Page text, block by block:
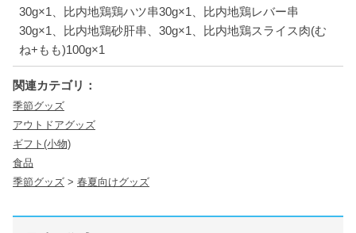
30g×1、比内地鶏鶏ハツ串30g×1、比内地鶏レバー串
30g×1、比内地鶏砂肝串、30g×1、比内地鶏スライス肉(む
ね+もも)100g×1
関連カテゴリ：
季節グッズ
アウトドアグッズ
ギフト(小物)
食品
季節グッズ > 春夏向けグッズ